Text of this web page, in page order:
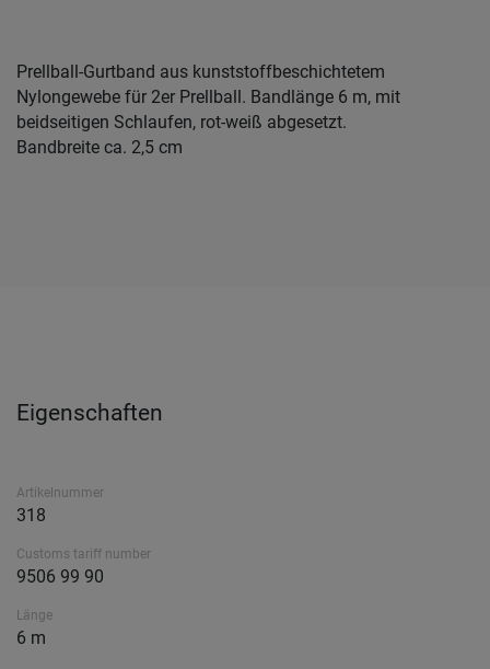
Prellball-Gurtband aus kunststoffbeschichtetem
Nylongewebe für 2er Prellball. Bandlänge 6 m, mit
beidseitigen Schlaufen, rot-weiß abgesetzt.
Bandbreite ca. 2,5 cm
Eigenschaften
Artikelnummer
318
Customs tariff number
9506 99 90
Länge
6 m